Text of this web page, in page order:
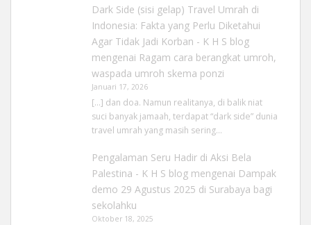
Dark Side (sisi gelap) Travel Umrah di
Indonesia: Fakta yang Perlu Diketahui
Agar Tidak Jadi Korban - K H S blog
mengenai Ragam cara berangkat umroh,
waspada umroh skema ponzi
Januari 17, 2026
[…] dan doa. Namun realitanya, di balik niat
suci banyak jamaah, terdapat “dark side” dunia
travel umrah yang masih sering…
Pengalaman Seru Hadir di Aksi Bela
Palestina - K H S blogmengenai Dampak
demo 29 Agustus 2025 di Surabaya bagi
sekolahku
Oktober 18, 2025